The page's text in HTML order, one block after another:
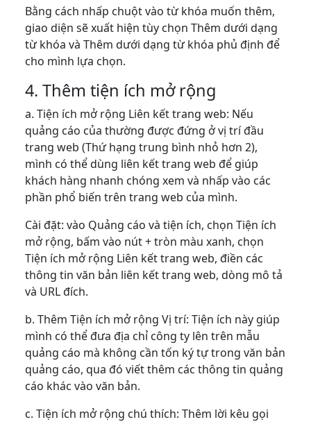
Bằng cách nhấp chuột vào từ khóa muốn thêm,
giao diện sẽ xuất hiện tùy chọn Thêm dưới dạng
từ khóa và Thêm dưới dạng từ khóa phủ định để
cho mình lựa chọn.
4. Thêm tiện ích mở rộng
a. Tiện ích mở rộng Liên kết trang web: Nếu
quảng cáo của thường được đứng ở vị trí đầu
trang web (Thứ hạng trung bình nhỏ hơn 2),
mình có thể dùng liên kết trang web để giúp
khách hàng nhanh chóng xem và nhấp vào các
phần phổ biến trên trang web của mình.
Cài đặt: vào Quảng cáo và tiện ích, chọn Tiện ích
mở rộng, bấm vào nút + tròn màu xanh, chọn
Tiện ích mở rộng Liên kết trang web, điền các
thông tin văn bản liên kết trang web, dòng mô tả
và URL đích.
b. Thêm Tiện ích mở rộng Vị trí: Tiện ích này giúp
mình có thể đưa địa chỉ công ty lên trên mẫu
quảng cáo mà không cần tốn ký tự trong văn bản
quảng cáo, qua đó viết thêm các thông tin quảng
cáo khác vào văn bản.
c. Tiện ích mở rộng chú thích: Thêm lời kêu gọi